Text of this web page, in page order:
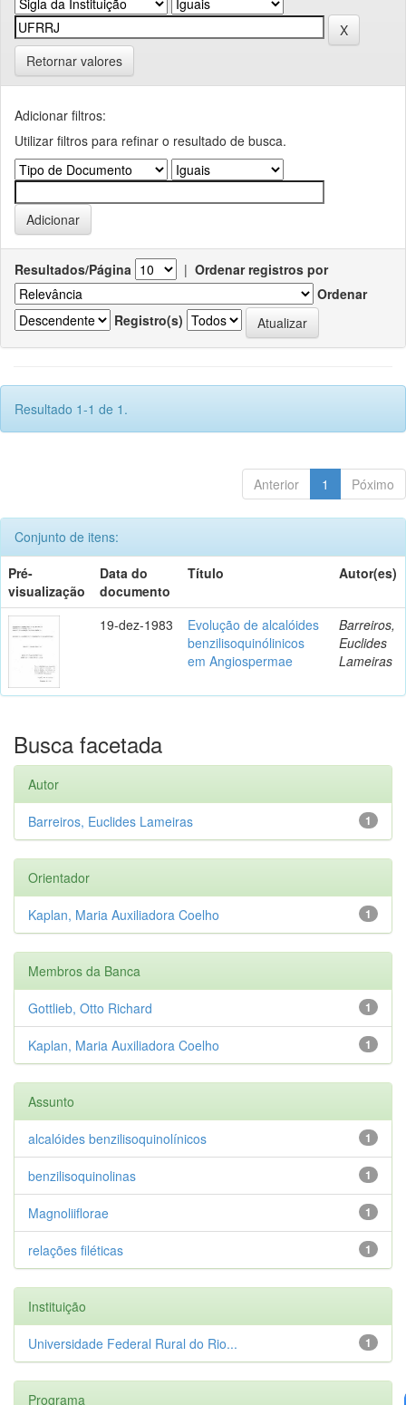
Retornar valores
Adicionar filtros:
Utilizar filtros para refinar o resultado de busca.
Resultados/Página | Ordenar registros por
Ordenar
Registro(s)
Resultado 1-1 de 1.
Anterior 1 Póximo
Conjunto de itens:
Pré-
visualização
Data do
documento
Título Autor(es)
19-dez-1983
Evolução de alcalóides
benzilisoquinólinicos
em Angiospermae
Barreiros,
Euclides
Lameiras
Busca facetada
Autor
1
Barreiros, Euclides Lameiras
Orientador
1
Kaplan, Maria Auxiliadora Coelho
Membros da Banca
1
Gottlieb, Otto Richard
1
Kaplan, Maria Auxiliadora Coelho
Assunto
1
alcalóides benzilisoquinolínicos
1
benzilisoquinolinas
1
Magnoliiflorae
1
relações filéticas
Instituição
1
Universidade Federal Rural do Rio...
Programa